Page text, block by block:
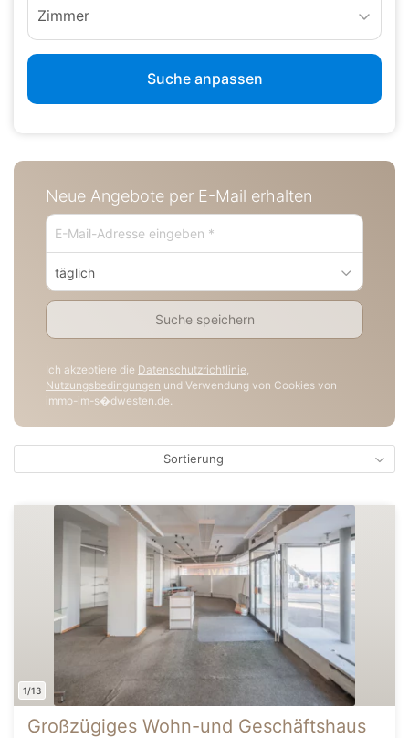
Zimmer
Suche anpassen
Neue Angebote per E-Mail erhalten
täglich
Suche speichern
Ich akzeptiere die Datenschutzrichtlinie,
Nutzungsbedingungen und Verwendung von Cookies von
immo-im-s�dwesten.de.
Sortierung
1/13
Großzügiges Wohn-und Geschäftshaus